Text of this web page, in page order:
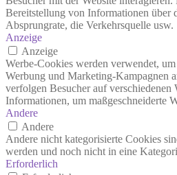
Bereitstellung von Informationen über
Absprungrate, die Verkehrsquelle usw.
Anzeige
Anzeige
Werbe-Cookies werden verwendet,
Werbung und Marketing-Kampagnen
verfolgen Besucher auf verschiedenen
Informationen, um maßgeschneiderte
Andere
Andere
Andere nicht kategorisierte Cookies
werden und noch nicht in eine
Erforderlich